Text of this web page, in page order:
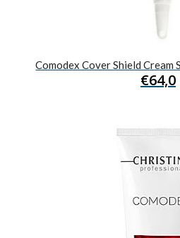
Comodex Cover Shield Cream
€64,0